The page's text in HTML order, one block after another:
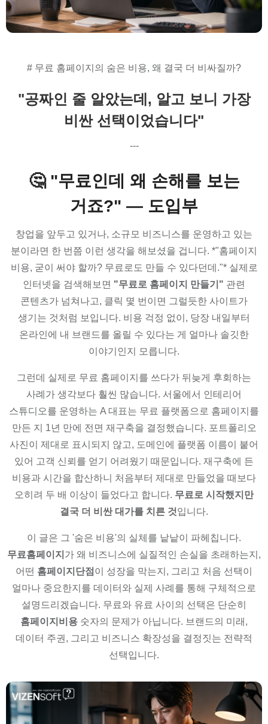
# 무료 홈페이지의 숨은 비용, 왜 결국 더 비싸질까?
"공짜인 줄 알았는데, 알고 보니 가장
비싼 선택이었습니다"
---
🤔 "무료인데 왜 손해를 보는
거죠?" — 도입부
창업을 앞두고 있거나, 소규모 비즈니스를 운영하고 있는
분이라면 한 번쯤 이런 생각을 해보셨을 겁니다. *"홈페이지
비용, 굳이 써야 할까? 무료로도 만들 수 있다던데."* 실제로
인터넷을 검색해보면 "무료로 홈페이지 만들기" 관련
콘텐츠가 넘쳐나고, 클릭 몇 번이면 그럴듯한 사이트가
생기는 것처럼 보입니다. 비용 걱정 없이, 당장 내일부터
온라인에 내 브랜드를 올릴 수 있다는 게 얼마나 솔깃한
이야기인지 모릅니다.
그런데 실제로 무료 홈페이지를 쓰다가 뒤늦게 후회하는
사례가 생각보다 훨씬 많습니다. 서울에서 인테리어
스튜디오를 운영하는 A 대표는 무료 플랫폼으로 홈페이지를
만든 지 1년 만에 전면 재구축을 결정했습니다. 포트폴리오
사진이 제대로 표시되지 않고, 도메인에 플랫폼 이름이 붙어
있어 고객 신뢰를 얻기 어려웠기 때문입니다. 재구축에 든
비용과 시간을 합산하니 처음부터 제대로 만들었을 때보다
오히려 두 배 이상이 들었다고 합니다. 무료로 시작했지만
결국 더 비싼 대가를 치른 것입니다.
이 글은 그 '숨은 비용'의 실체를 낱낱이 파헤칩니다.
무료홈페이지 가 왜 비즈니스에 실질적인 손실을 초래하는지,
어떤 홈페이지단점 이 성장을 막는지, 그리고 처음 선택이
얼마나 중요한지를 데이터와 실제 사례를 통해 구체적으로
설명드리겠습니다. 무료와 유료 사이의 선택은 단순히
홈페이지비용 숫자의 문제가 아닙니다. 브랜드의 미래,
데이터 주권, 그리고 비즈니스 확장성을 결정짓는 전략적
선택입니다.